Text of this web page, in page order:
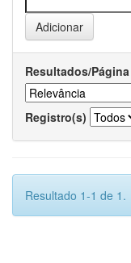
Resultados/Página
Registro(s)
Resultado 1-1 de 1.